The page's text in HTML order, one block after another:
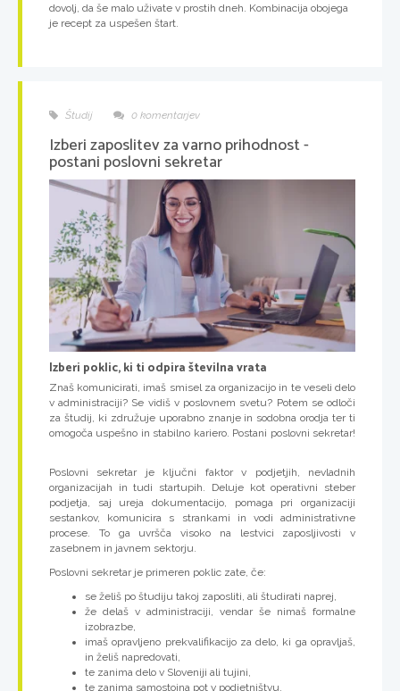
dovolj, da še malo uživate v prostih dneh. Kombinacija obojega
je recept za uspešen štart.
Študij 0 komentarjev
Izberi zaposlitev za varno prihodnost -
postani poslovni sekretar
Izberi poklic, ki ti odpira številna vrata
Znaš komunicirati, imaš smisel za organizacijo in te veseli delo
v administraciji? Se vidiš v poslovnem svetu? Potem se odloči
za študij, ki združuje uporabno znanje in sodobna orodja ter ti
omogoča uspešno in stabilno kariero. Postani poslovni sekretar!
Poslovni sekretar je ključni faktor v podjetjih, nevladnih
organizacijah in tudi startupih. Deluje kot operativni steber
podjetja, saj ureja dokumentacijo, pomaga pri organizaciji
sestankov, komunicira s strankami in vodi administrativne
procese. To ga uvršča visoko na lestvici zaposljivosti v
zasebnem in javnem sektorju.
Poslovni sekretar je primeren poklic zate, če:
se želiš po študiju takoj zaposliti, ali študirati naprej,
že delaš v administraciji, vendar še nimaš formalne
izobrazbe,
imaš opravljeno prekvalifikacijo za delo, ki ga opravljaš,
in želiš napredovati,
te zanima delo v Sloveniji ali tujini,
te zanima samostojna pot v podjetništvu.